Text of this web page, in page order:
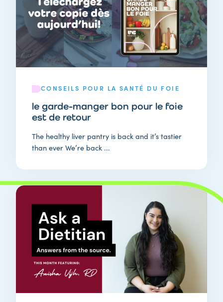
CONSEILS POUR LA SANTÉ DU FOIE
le garde-manger bon pour le foie
est de retour
The healthy liver pantry is back and it’s tastier
than ever We’re back ...